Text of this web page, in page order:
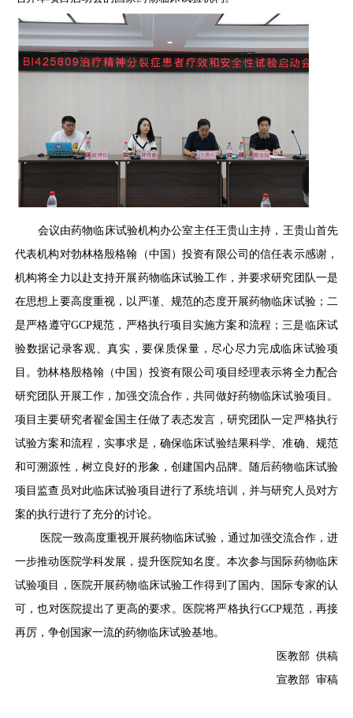
会议由药物临床试验机构办公室主任王贵山主持，王贵山首先
代表机构对勃林格殷格翰（中国）投资有限公司的信任表示感谢，
机构将全力以赴支持开展药物临床试验工作，并要求研究团队一是
在思想上要高度重视，以严谨、规范的态度开展药物临床试验；二
是严格遵守GCP规范，严格执行项目实施方案和流程；三是临床试
验数据记录客观、真实，要保质保量，尽心尽力完成临床试验项
目。勃林格殷格翰（中国）投资有限公司项目经理表示将全力配合
研究团队开展工作，加强交流合作，共同做好药物临床试验项目。
项目主要研究者翟金国主任做了表态发言，研究团队一定严格执行
试验方案和流程，实事求是，确保临床试验结果科学、准确、规范
和可溯源性，树立良好的形象，创建国内品牌。随后药物临床试验
项目监查员对此临床试验项目进行了系统培训，并与研究人员对方
案的执行进行了充分的讨论。
医院一致高度重视开展药物临床试验，通过加强交流合作，进
一步推动医院学科发展，提升医院知名度。本次参与国际药物临床
试验项目，医院开展药物临床试验工作得到了国内、国际专家的认
可，也对医院提出了更高的要求。医院将严格执行GCP规范，再接
再厉，争创国家一流的药物临床试验基地。
医教部 供稿
宣教部 审稿